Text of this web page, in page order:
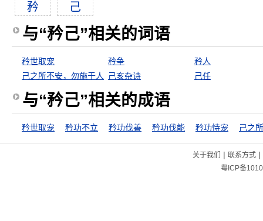
矜 己
与“矜己”相关的词语
矜世取宠 矜争
矜人
己之所不安，勿施于人
己亥杂诗 己任
与“矜己”相关的成语
矜世取宠 矜功不立 矜功伐善 矜功伐能 矜功恃宠
关于我们 | 联系方式|
粤ICP备